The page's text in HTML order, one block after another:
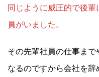
同じように威圧的で後
員がいました。
その先輩社員の仕事ま
なるのですから会社を辞